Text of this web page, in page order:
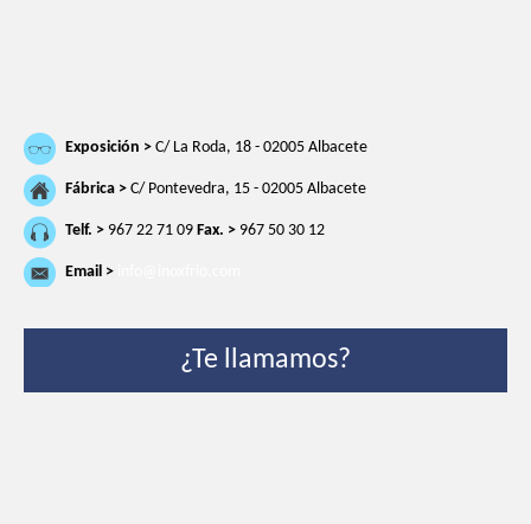
Exposición > C/ La Roda, 18 - 02005 Albacete
Fábrica > C/ Pontevedra, 15 - 02005 Albacete
Telf. > 967 22 71 09 Fax. > 967 50 30 12
Email >
¿Te llamamos?